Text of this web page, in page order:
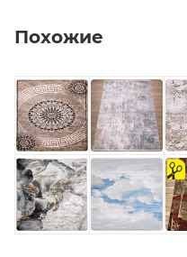
Похожие
на
отрез